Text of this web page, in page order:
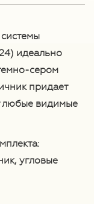
идеально
сером
придает
любые видимые
:
угловые